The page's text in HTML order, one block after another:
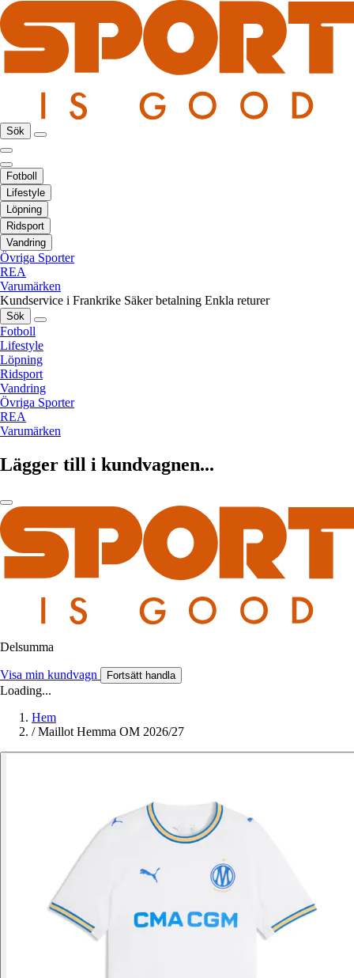
Sök
Fotboll
Lifestyle
Löpning
Ridsport
Vandring
Övriga Sporter
REA
Varumärken
Kundservice i Frankrike Säker betalning Enkla returer
Sök
Fotboll
Lifestyle
Löpning
Ridsport
Vandring
Övriga Sporter
REA
Varumärken
Lägger till i kundvagnen...
Delsumma
Visa min kundvagn Fortsätt handla
Loading...
Hem
/ Maillot Hemma OM 2026/27